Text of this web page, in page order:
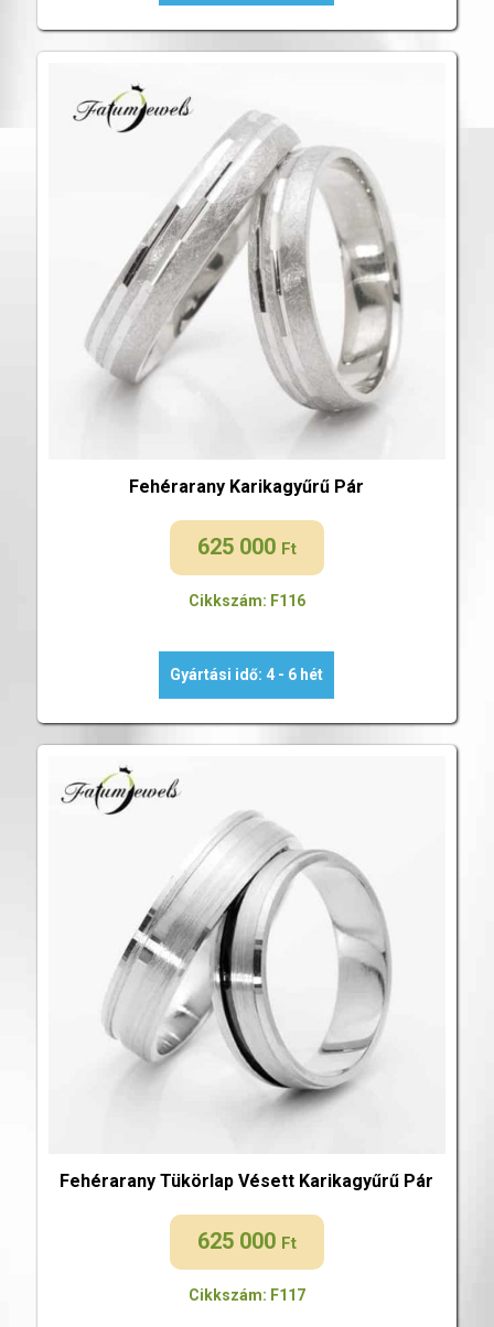
Fehérarany Karikagyűrű Pár
625 000 Ft
Cikkszám: F116
Gyártási idő: 4 - 6 hét
Fehérarany Tükörlap Vésett Karikagyűrű Pár
625 000 Ft
Cikkszám: F117